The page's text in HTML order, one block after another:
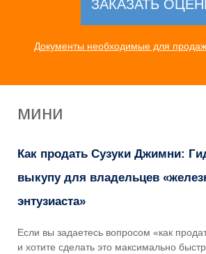
Документы необходимые для
мини
Как продать Сузуки Джимни:
выкупу для владельцев
энтузиаста»
Если вы задаетесь вопросом «как
и хотите сделать это максимально